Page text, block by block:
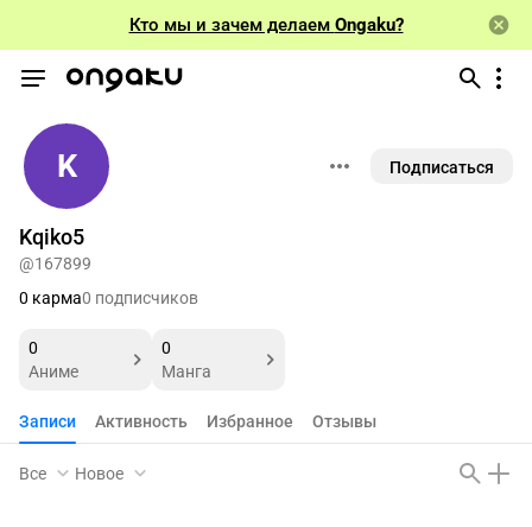
Кто мы и зачем делаем Ongaku?
K
Kqiko5
Подписаться
@167899
0 карма0 подписчиков
0
Аниме
0
Манга
Записи Активность Избранное Отзывы
Все Новое